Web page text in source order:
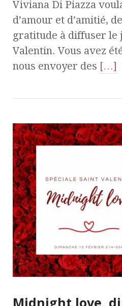
Viviana Di Piazza
d’amour et d’amitié,
gratitude à diffuser le
Valentin. Vous avez
nous envoyer des […]
Midnight love,